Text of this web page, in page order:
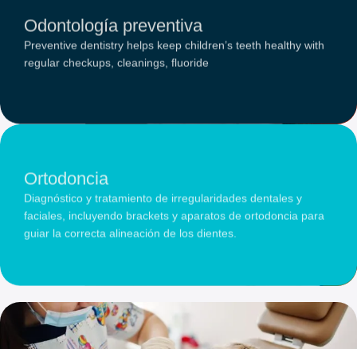
Odontología preventiva
Preventive dentistry helps keep children’s teeth healthy with
regular checkups, cleanings, fluoride
Ortodoncia
Diagnóstico y tratamiento de irregularidades dentales y
faciales, incluyendo brackets y aparatos de ortodoncia para
guiar la correcta alineación de los dientes.